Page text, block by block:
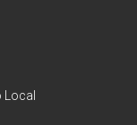
Local